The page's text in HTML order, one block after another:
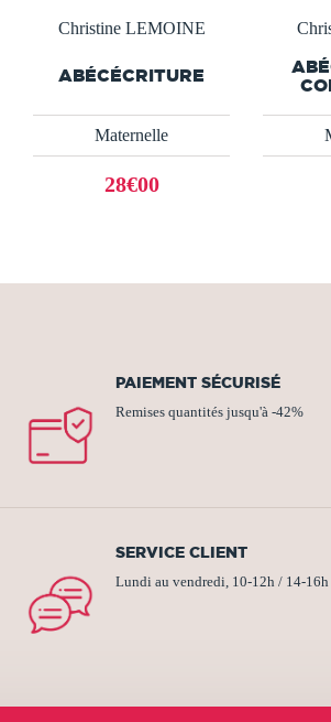
Christine LEMOINE
ABÉCÉCRITURE
Maternelle
28€00
PAIEMENT SÉCURISÉ
Remises quantités jusqu'à -42%
SERVICE CLIENT
Lundi au vendredi, 10-12h / 14-16h